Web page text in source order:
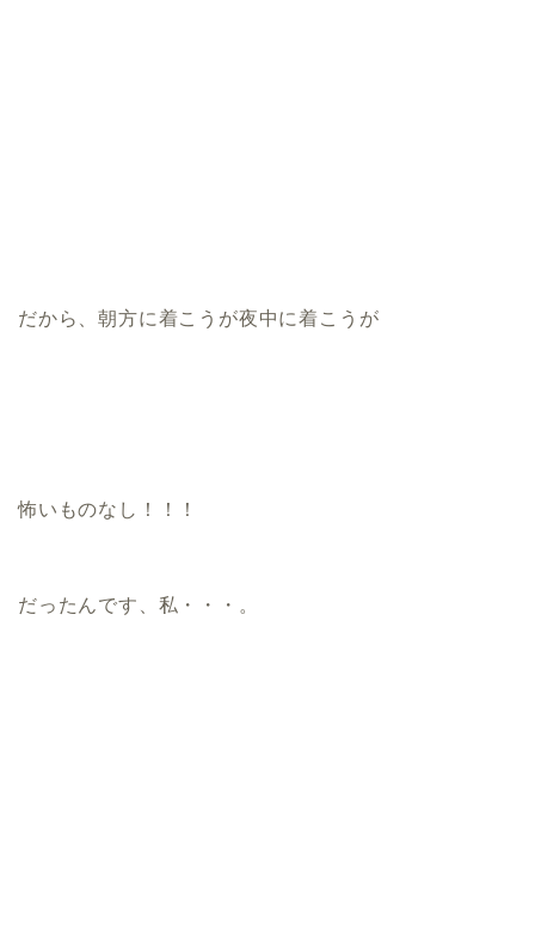
だから、朝方に着こうが夜中に着こうが
怖いものなし！！！
だったんです、私・・・。